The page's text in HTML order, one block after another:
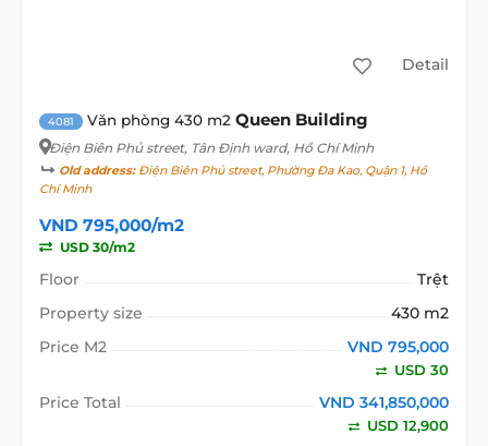
Detail
4081 Văn phòng 430 m2 Queen Building
Điện Biên Phủ street, Tân Định ward, Hồ Chí Minh
Old address:Điện Biên Phủ street, Phường Đa Kao, Quận 1, Hồ
Chí Minh
VND 795,000/m2
USD 30/m2
Floor
Trệt
Property size
430 m2
Price M2
VND 795,000
USD 30
Price Total VND 341,850,000
USD 12,900